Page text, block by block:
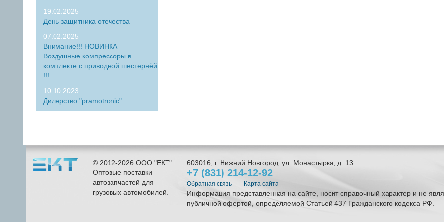
19.02.2025
День защитника отечества
07.02.2025
Внимание!!! НОВИНКА –
Воздушные компрессоры в
комплекте с приводной шестернёй
!!!
10.10.2023
Дилерство "pramotronic"
© 2012-2026 ООО "ЕКТ"
Оптовые поставки
автозапчастей для
грузовых автомобилей.
603016 , г. Нижний Новгород ул. Монастырка, д. 13
+7 (831) 214-12-92
Обратная связь Карта сайта
Информация представленная на сайте, носит справочный характер и не
публичной офертой, определяемой Статьей 437 Гражданского кодекса РФ.